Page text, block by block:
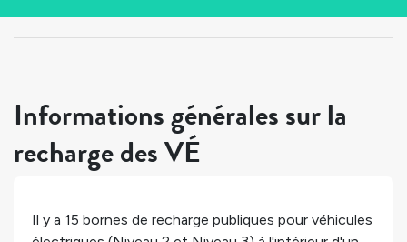
Informations générales sur la
recharge des VÉ
Il y a 15 bornes de recharge publiques pour véhicules